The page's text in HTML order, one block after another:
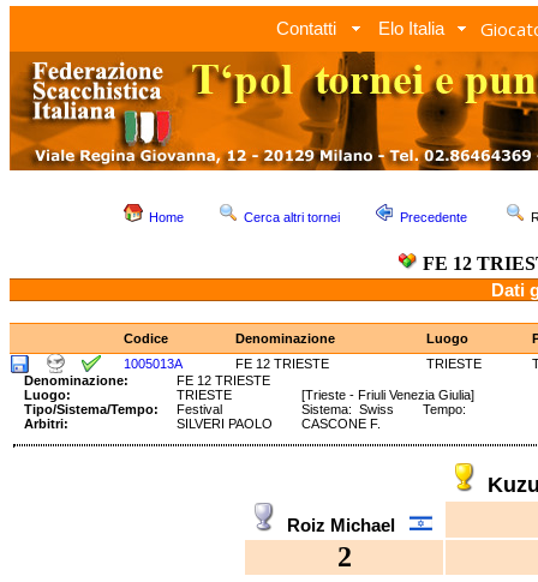
Contatti Elo Italia
Home Cerca altri tornei Precedente
FE 12
Dati
Codice Denominazione Luogo
1005013A
FE 12 TRIESTE TRIESTE
Denominazione:
FE 12 TRIESTE
Luogo:
TRIESTE
[Trieste - Friuli Venezia Giulia]
Tipo/Sistema/Tempo:
Festival
Sistema: Swiss Tempo:
Arbitri:
SILVERI PAOLO CASCONE F.
Roiz Michael
2